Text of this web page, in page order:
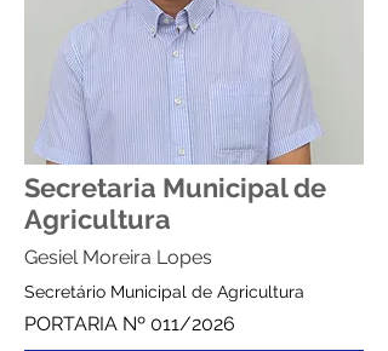
Secretaria Municipal de
Agricultura
Gesiel Moreira Lopes
Secretário Municipal de Agricultura
PORTARIA Nº 011/2026